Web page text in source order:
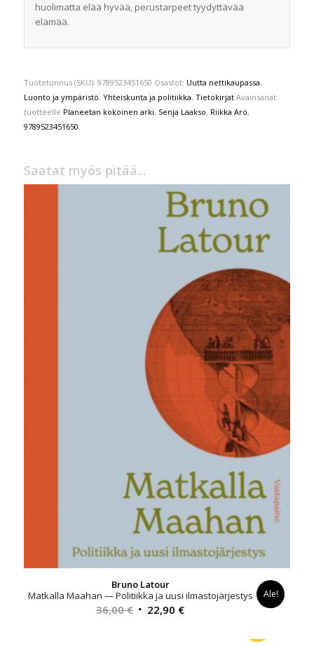
huolimatta elää hyvää, perustarpeet tyydyttävää
elämää.
Tuotetunnus (SKU): 9789523451650 Osastot: Uutta nettikaupassa,
Luonto ja ympäristö, Yhteiskunta ja politiikka, Tietokirjat Avainsanat
tuotteelle Planeetan kokoinen arki, Senja Laakso, Riikka Aro,
9789523451650
Saatat myös pitää...
Bruno Latour
Matkalla Maahan — Politiikka ja uusi ilmastojärjestys
36,00€ Alkuperäinen
22,90 €Nykyinen
Ale!